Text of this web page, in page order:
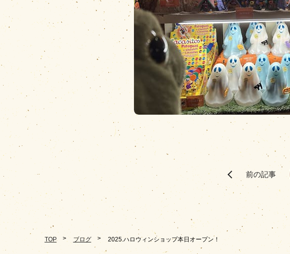
前の記事
TOP ブログ 2025.ハロウィンショップ本日オープン！